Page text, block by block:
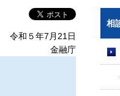
令和５年7月21日
金融庁
相